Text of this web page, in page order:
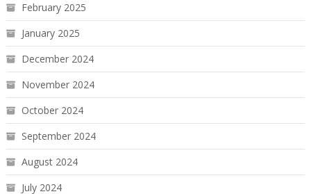
February 2025
January 2025
December 2024
November 2024
October 2024
September 2024
August 2024
July 2024